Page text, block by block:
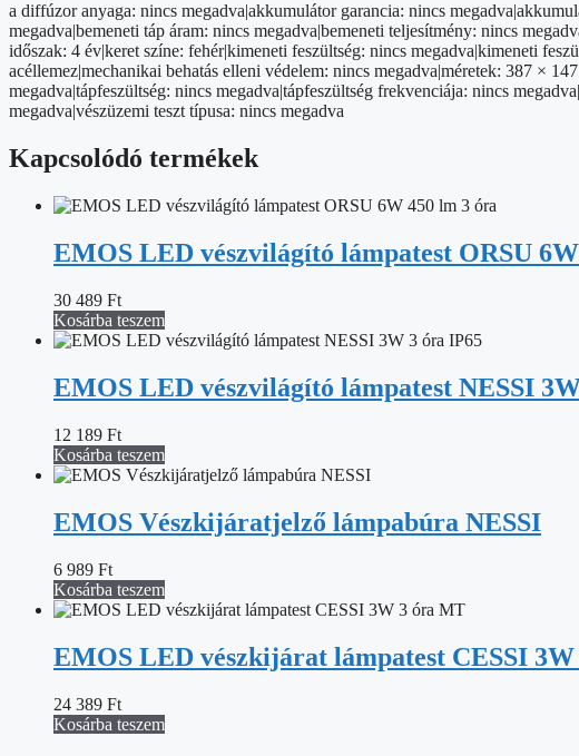
a diffúzor anyaga: nincs megadva|akkumulátor garancia: nincs
megadva|bemeneti táp áram: nincs megadva|bemeneti teljesítmény: nincs
időszak: 4 év|keret színe: fehér|kimeneti feszültség: nincs megadva|kimeneti
acéllemez|mechanikai behatás elleni védelem: nincs megadva|méretek: 387 ×
megadva|tápfeszültség: nincs megadva|tápfeszültség frekvenciája: nincs
megadva|vészüzemi teszt típusa: nincs megadva
Kapcsolódó termékek
EMOS LED vészvilágító lámpatest ORSU
30 489 Ft
Kosárba teszem
EMOS LED vészvilágító lámpatest NESSI
12 189 Ft
Kosárba teszem
EMOS Vészkijáratjelző lámpabúra NESSI
6 989 Ft
Kosárba teszem
EMOS LED vészkijárat lámpatest CESSI
24 389 Ft
Kosárba teszem